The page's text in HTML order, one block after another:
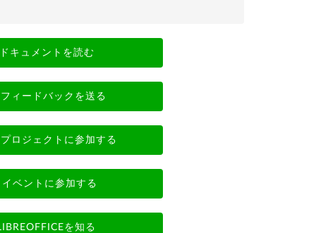
ドキュメントを読む
フィードバックを送る
プロジェクトに参加する
イベントに参加する
を知る